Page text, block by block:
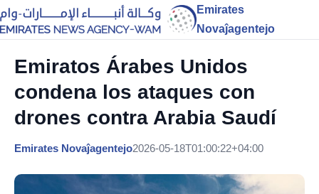
Emirates
Novaĵagentejo
Emiratos Árabes Unidos
condena los ataques con
drones contra Arabia Saudí
Emirates Novaĵagentejo2026-05-18T01:00:22+04:00